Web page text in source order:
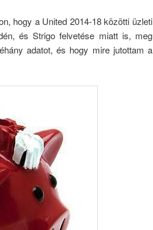
hogy a United 2014-18 közötti üzleti
és Strigo felvetése miatt is, meg
adatot, és hogy mire jutottam a